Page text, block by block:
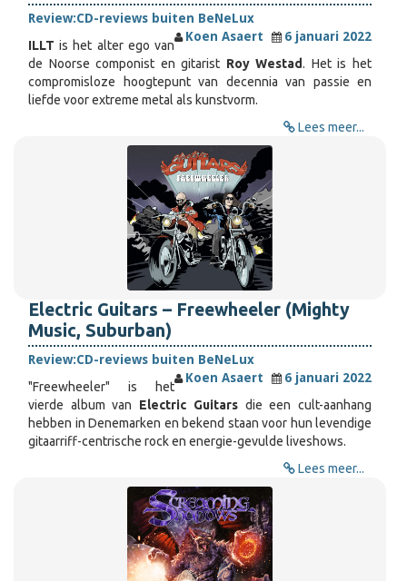
Review:CD-reviews buiten BeNeLux
Koen Asaert
6 januari 2022
ILLTis het alter ego van
de Noorse componist en gitarist Roy Westad. Het is het
compromisloze hoogtepunt van decennia van passie en
liefde voor extreme metal als kunstvorm.
Lees meer...
Electric Guitars – Freewheeler (Mighty
Music, Suburban)
Review:CD-reviews buiten BeNeLux
Koen Asaert
6 januari 2022
"Freewheeler" is het
vierde album van Electric Guitarsdie een cult-aanhang
hebben in Denemarken en bekend staan voor hun levendige
gitaarriff-centrische rock en energie-gevulde liveshows.
Lees meer...